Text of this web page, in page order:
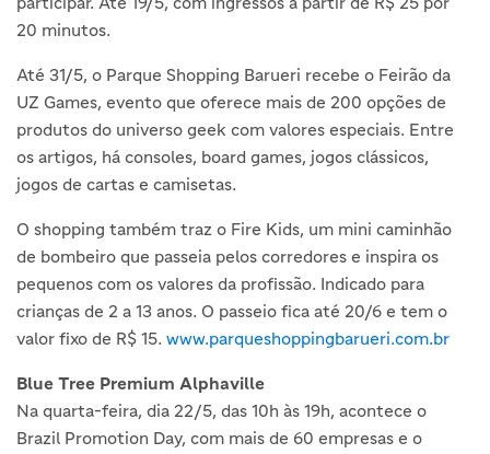
20 minutos.
Até 31/5, o Parque Shopping Barueri recebe o Feirão da
UZ Games, evento que oferece mais de 200 opções de
produtos do universo geek com valores especiais. Entre
os artigos, há consoles, board games, jogos clássicos,
jogos de cartas e camisetas.
O shopping também traz o Fire Kids, um mini caminhão
de bombeiro que passeia pelos corredores e inspira os
pequenos com os valores da profissão. Indicado para
crianças de 2 a 13 anos. O passeio fica até 20/6 e tem o
valor fixo de R$ 15. www.parqueshoppingbarueri.com.br
Blue Tree Premium Alphaville
Na quarta-feira, dia 22/5, das 10h às 19h, acontece o
Brazil Promotion Day, com mais de 60 empresas e o